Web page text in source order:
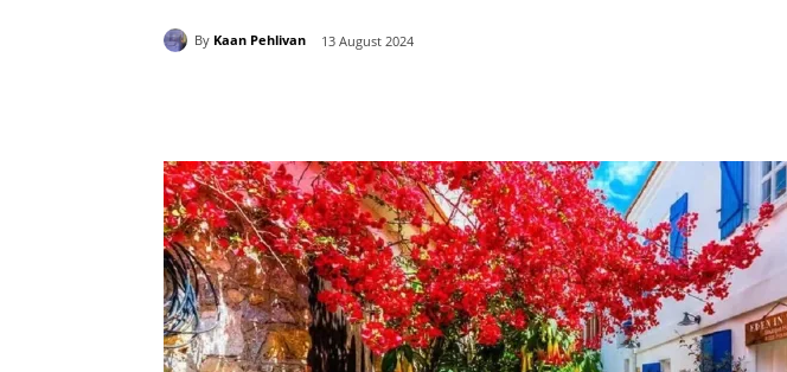
By Kaan Pehlivan 13 August 2024